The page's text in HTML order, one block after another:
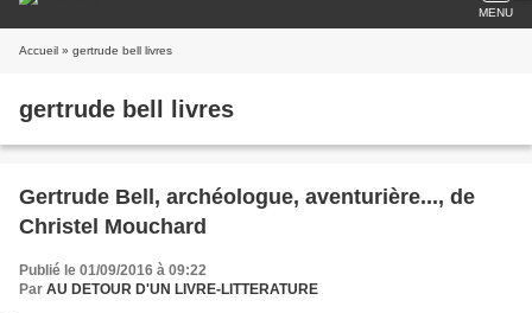
MENU
Accueil » gertrude bell livres
gertrude bell livres
Gertrude Bell, archéologue, aventurière..., de
Christel Mouchard
Publié le 01/09/2016 à 09:22
Par AU DETOUR D'UN LIVRE-LITTERATURE